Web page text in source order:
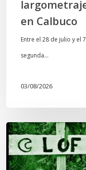
en Calbuco
Entre el 28 de julio y el
segunda…
03/08/2026
Lof
Winkül
Küsra